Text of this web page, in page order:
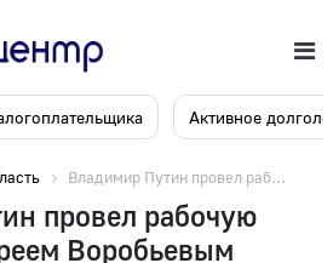
Активное
Владимир Путин провел раб...
провел рабочую
Воробьевым